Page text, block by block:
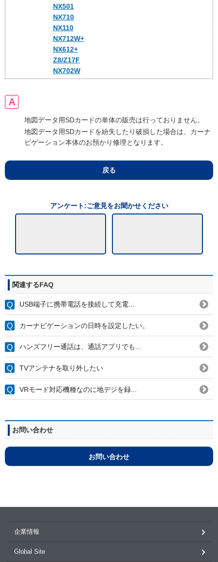
NX501
NX710
NX110
NX712W+
NX612+
Z8/Z17F
NX702W
地図データ用SDカードの単体の販売は行っておりません。
地図データ用SDカードを紛失したり破損した場合は、カーナ
ビゲーション本体のお預かり修理となります。
戻る
アンケート:ご意見をお聞かせください
関連するFAQ
USB端子に携帯電話を接続して充電...
カーナビゲーションの日時を設定したい。
ハンズフリー通話は、通話アプリでも...
TVアンテナを取り外したい
VRモード対応機種なのに地デジを録...
お問い合わせ
お問い合わせ
企業情報
Global Site